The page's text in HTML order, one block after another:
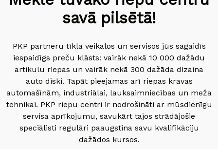
savā pilsētā!
PKP partneru tīkla veikalos un servisos jūs sagaidīs
iespaidīgs preču klāsts: vairāk nekā 10 000 dažādu
artikulu riepas un vairāk nekā 300 dažāda dizaina
auto diski. Tapāt pieejamas arī riepas kravas
automašīnām, industriālai, lauksaimniecības un meža
tehnikai. PKP riepu centri ir nodrošināti ar mūsdienīgu
servisa aprīkojumu, savukārt tajos strādājošie
speciālisti regulāri paaugstina savu kvalifikāciju
dažādos kursos.